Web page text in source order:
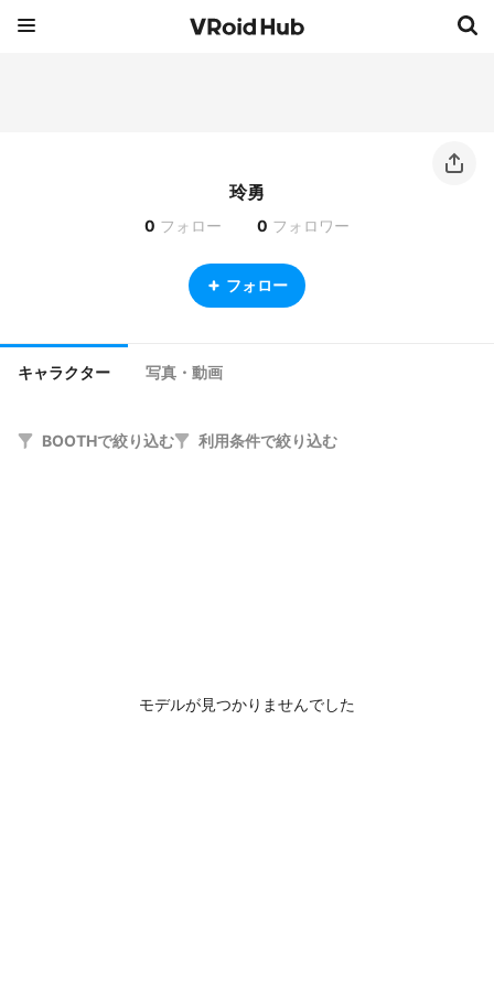
玲勇
0 フォロー 0 フォロワー
フォロー
キャラクター 写真・動画
BOOTHで絞り込む 利用条件で絞り込む
モデルが見つかりませんでした